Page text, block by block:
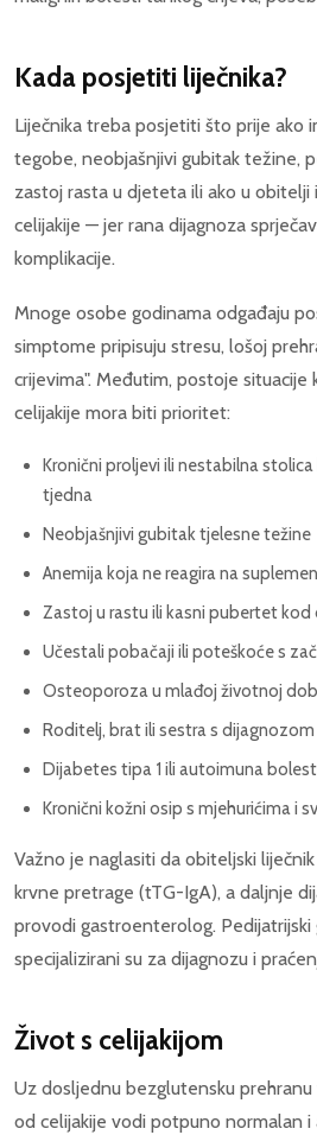
Kada posjetiti liječnika?
Liječnika treba posjetiti što prije ako
tegobe, neobjašnjivi gubitak težine,
zastoj rasta u djeteta ili ako u
celijakije — jer rana dijagnoza
komplikacije.
Mnoge osobe godinama odgađaju
simptome pripisuju stresu, lošoj
crijevima". Međutim, postoje situacije
celijakije mora biti prioritet:
Kronični proljevi ili nestabilna
tjedna
Neobjašnjivi gubitak tjelesne težine
Anemija koja ne reagira na
Zastoj u rastu ili kasni pubertet kod
Učestali pobačaji ili poteškoće s
Osteoporoza u mlađoj životnoj
Roditelj, brat ili sestra s dijagnozom
Dijabetes tipa 1 ili autoimuna
Kronični kožni osip s mjehurićima i
Važno je naglasiti da obiteljski
krvne pretrage (tTG-IgA), a daljnje
provodi gastroenterolog.
specijalizirani su za dijagnozu i
Život s celijakijom
Uz dosljednu bezglutensku
od celijakije vodi potpuno normalan i